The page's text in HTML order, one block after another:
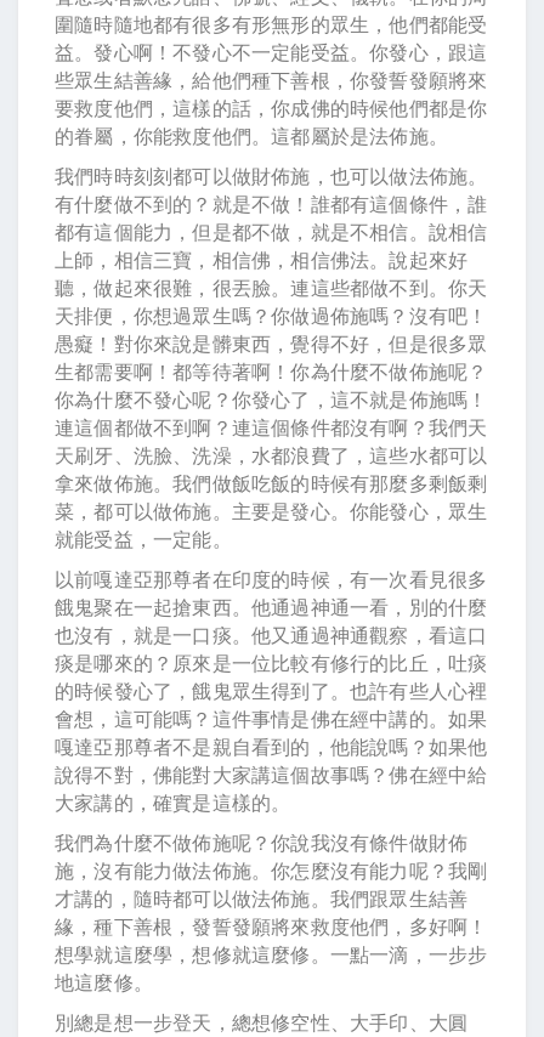
圍隨時隨地都有很多有形無形的眾生，他們都能受
益。發心啊！不發心不一定能受益。你發心，跟這
些眾生結善緣，給他們種下善根，你發誓發願將來
要救度他們，這樣的話，你成佛的時候他們都是你
的眷屬，你能救度他們。這都屬於是法佈施。
我們時時刻刻都可以做財佈施，也可以做法佈施。
有什麼做不到的？就是不做！誰都有這個條件，誰
都有這個能力，但是都不做，就是不相信。說相信
上師，相信三寶，相信佛，相信佛法。說起來好
聽，做起來很難，很丟臉。連這些都做不到。你天
天排便，你想過眾生嗎？你做過佈施嗎？沒有吧！
愚癡！對你來說是髒東西，覺得不好，但是很多眾
生都需要啊！都等待著啊！你為什麼不做佈施呢？
你為什麼不發心呢？你發心了，這不就是佈施嗎！
連這個都做不到啊？連這個條件都沒有啊？我們天
天刷牙、洗臉、洗澡，水都浪費了，這些水都可以
拿來做佈施。我們做飯吃飯的時候有那麼多剩飯剩
菜，都可以做佈施。主要是發心。你能發心，眾生
就能受益，一定能。
以前嘎達亞那尊者在印度的時候，有一次看見很多
餓鬼聚在一起搶東西。他通過神通一看，別的什麼
也沒有，就是一口痰。他又通過神通觀察，看這口
痰是哪來的？原來是一位比較有修行的比丘，吐痰
的時候發心了，餓鬼眾生得到了。也許有些人心裡
會想，這可能嗎？這件事情是佛在經中講的。如果
嘎達亞那尊者不是親自看到的，他能說嗎？如果他
說得不對，佛能對大家講這個故事嗎？佛在經中給
大家講的，確實是這樣的。
我們為什麼不做佈施呢？你說我沒有條件做財佈
施，沒有能力做法佈施。你怎麼沒有能力呢？我剛
才講的，隨時都可以做法佈施。我們跟眾生結善
緣，種下善根，發誓發願將來救度他們，多好啊！
想學就這麼學，想修就這麼修。一點一滴，一步步
地這麼修。
別總是想一步登天，總想修空性、大手印、大圓